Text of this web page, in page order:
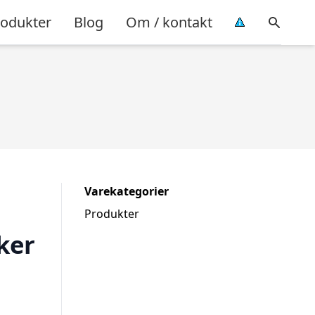
Blog Om / kontakt
Varekategorier
Produkter